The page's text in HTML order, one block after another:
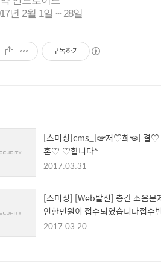
년 2월 1일 ~ 28일
구독하기
[스미싱]cms_[☞저♡희☜] 결
혼♡.♡합니다^
2017.03.31
[스미싱] [Web발신] 층간 소음문
인한민원이 접수되였습니다접수
[367-1778]내역바로가기
2017.03.20